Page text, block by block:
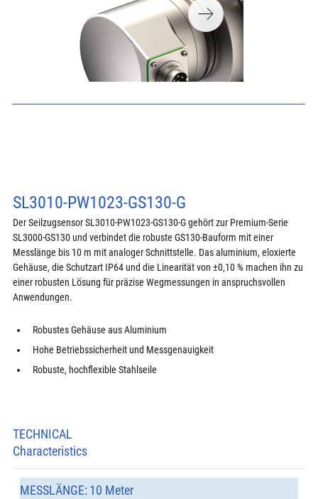
SL3010-PW1023-GS130-G
Der Seilzugsensor SL3010-PW1023-GS130-G gehört zur Premium-Serie
SL3000-GS130 und verbindet die robuste GS130-Bauform mit einer
Messlänge bis 10 m mit analoger Schnittstelle. Das aluminium, eloxierte
Gehäuse, die Schutzart IP64 und die Linearität von ±0,10 % machen ihn zu
einer robusten Lösung für präzise Wegmessungen in anspruchsvollen
Anwendungen.
Robustes Gehäuse aus Aluminium
Hohe Betriebssicherheit und Messgenauigkeit
Robuste, hochflexible Stahlseile
TECHNICAL
Characteristics
MESSLÄNGE: 10 Meter